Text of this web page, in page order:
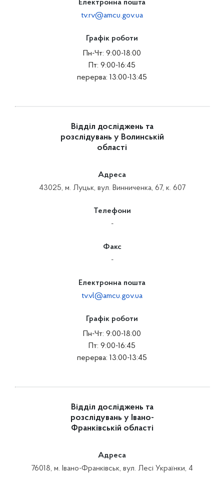
Електронна пошта
tv.rv@amcu.gov.ua
Графік роботи
Пн-Чт: 9:00-18:00
Пт: 9:00-16:45
перерва: 13:00-13:45
Відділ досліджень та
розслідувань у Волинській
області
Адреса
43025, м. Луцьк, вул. Винниченка, 67, к. 607
Телефони
-
Факс
-
Електронна пошта
tv.vl@amcu.gov.ua
Графік роботи
Пн-Чт: 9:00-18:00
Пт: 9:00-16:45
перерва: 13:00-13:45
Відділ досліджень та
розслідувань у Івано-
Франківській області
Адреса
76018, м. Івано-Франківськ, вул. Лесі Українки, 4